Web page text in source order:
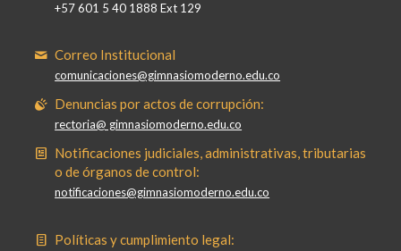
+57 601 5 40 1888 Ext 129
Correo Institucional
comunicaciones@gimnasiomoderno.edu.co
Denuncias por actos de corrupción:
rectoria@ gimnasiomoderno.edu.co
Notificaciones judiciales, administrativas, tributarias
o de órganos de control:
notificaciones@gimnasiomoderno.edu.co
Políticas y cumplimiento legal: